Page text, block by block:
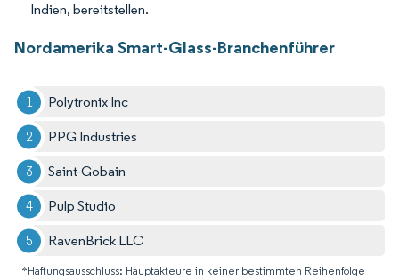
Indien, bereitstellen.
Nordamerika Smart-Glass-Branchenführer
Polytronix Inc
PPG Industries
Saint-Gobain
Pulp Studio
RavenBrick LLC
*Haftungsausschluss: Hauptakteure in keiner bestimmten Reihenfolge